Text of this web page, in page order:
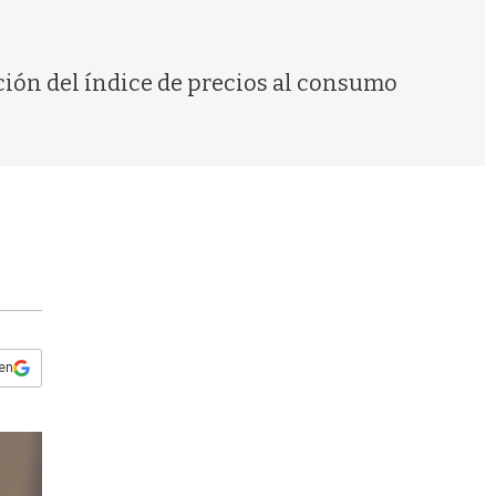
del índice de precios al consumo